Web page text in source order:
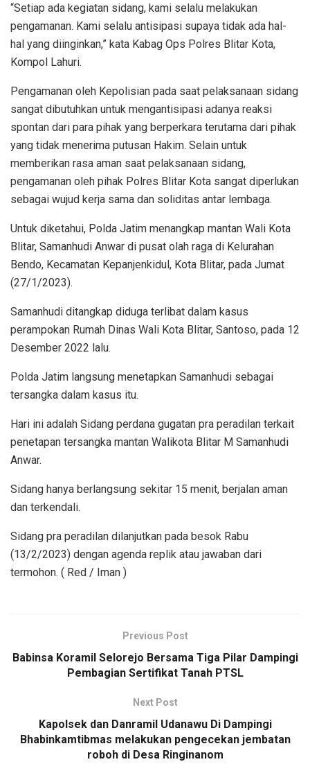
“Setiap ada kegiatan sidang, kami selalu melakukan
pengamanan. Kami selalu antisipasi supaya tidak ada hal-
hal yang diinginkan,” kata Kabag Ops Polres Blitar Kota,
Kompol Lahuri.
Pengamanan oleh Kepolisian pada saat pelaksanaan sidang
sangat dibutuhkan untuk mengantisipasi adanya reaksi
spontan dari para pihak yang berperkara terutama dari pihak
yang tidak menerima putusan Hakim. Selain untuk
memberikan rasa aman saat pelaksanaan sidang,
pengamanan oleh pihak Polres Blitar Kota sangat diperlukan
sebagai wujud kerja sama dan soliditas antar lembaga.
Untuk diketahui, Polda Jatim menangkap mantan Wali Kota
Blitar, Samanhudi Anwar di pusat olah raga di Kelurahan
Bendo, Kecamatan Kepanjenkidul, Kota Blitar, pada Jumat
(27/1/2023).
Samanhudi ditangkap diduga terlibat dalam kasus
perampokan Rumah Dinas Wali Kota Blitar, Santoso, pada 12
Desember 2022 lalu.
Polda Jatim langsung menetapkan Samanhudi sebagai
tersangka dalam kasus itu.
Hari ini adalah Sidang perdana gugatan pra peradilan terkait
penetapan tersangka mantan Walikota Blitar M Samanhudi
Anwar.
Sidang hanya berlangsung sekitar 15 menit, berjalan aman
dan terkendali.
Sidang pra peradilan dilanjutkan pada besok Rabu
(13/2/2023) dengan agenda replik atau jawaban dari
termohon. ( Red / Iman )
Previous Post
Babinsa Koramil Selorejo Bersama Tiga Pilar Dampingi
Pembagian Sertifikat Tanah PTSL
Next Post
Kapolsek dan Danramil Udanawu Di Dampingi
Bhabinkamtibmas melakukan pengecekan jembatan
roboh di Desa Ringinanom